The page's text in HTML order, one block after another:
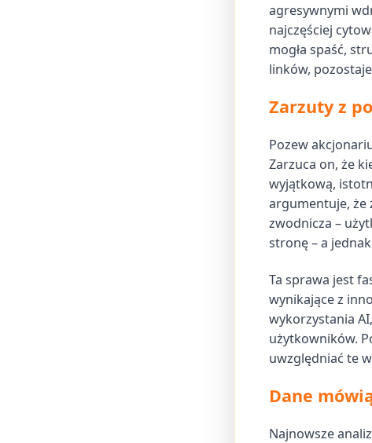
agresywnymi
najczęściej
mogła spaść,
linków,
Zarzuty z
Pozew
Zarzuca on, że
wyjątkową,
argumentuje, że
zwodnicza –
stronę – a
Ta sprawa jest
wynikające z
wykorzystania
użytkowników.
uwzględniać te
Dane
Najnowsze